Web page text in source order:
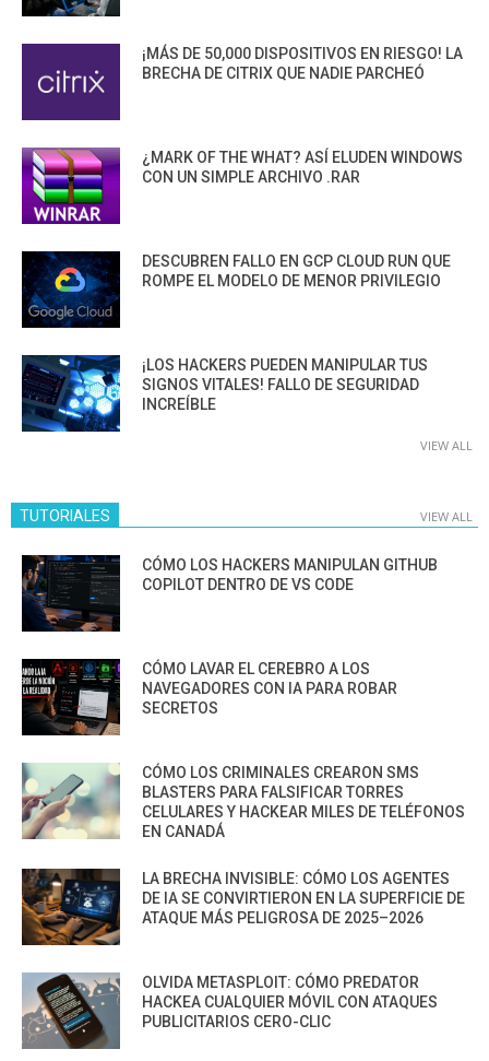
¡MÁS DE 50,000 DISPOSITIVOS EN RIESGO! LA
BRECHA DE CITRIX QUE NADIE PARCHEÓ
¿MARK OF THE WHAT? ASÍ ELUDEN WINDOWS
CON UN SIMPLE ARCHIVO .RAR
DESCUBREN FALLO EN GCP CLOUD RUN QUE
ROMPE EL MODELO DE MENOR PRIVILEGIO
¡LOS HACKERS PUEDEN MANIPULAR TUS
SIGNOS VITALES! FALLO DE SEGURIDAD
INCREÍBLE
VIEW ALL
TUTORIALES VIEW ALL
CÓMO LOS HACKERS MANIPULAN GITHUB
COPILOT DENTRO DE VS CODE
CÓMO LAVAR EL CEREBRO A LOS
NAVEGADORES CON IA PARA ROBAR
SECRETOS
CÓMO LOS CRIMINALES CREARON SMS
BLASTERS PARA FALSIFICAR TORRES
CELULARES Y HACKEAR MILES DE TELÉFONOS
EN CANADÁ
LA BRECHA INVISIBLE: CÓMO LOS AGENTES
DE IA SE CONVIRTIERON EN LA SUPERFICIE DE
ATAQUE MÁS PELIGROSA DE 2025–2026
OLVIDA METASPLOIT: CÓMO PREDATOR
HACKEA CUALQUIER MÓVIL CON ATAQUES
PUBLICITARIOS CERO-CLIC